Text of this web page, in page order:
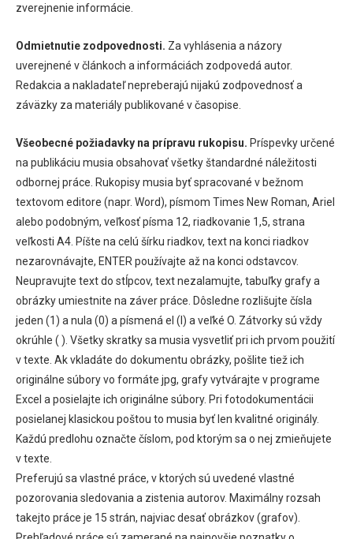
zverejnenie informácie.
Odmietnutie zodpovednosti. Za vyhlásenia a názory
uverejnené v článkoch a informáciách zodpovedá autor.
Redakcia a nakladateľ nepreberajú nijakú zodpovednosť a
záväzky za materiály publikované v časopise.
Všeobecné požiadavky na prípravu rukopisu. Príspevky určené
na publikáciu musia obsahovať všetky štandardné náležitosti
odbornej práce. Rukopisy musia byť spracované v bežnom
textovom editore (napr. Word), písmom Times New Roman, Ariel
alebo podobným, veľkosť písma 12, riadkovanie 1,5, strana
veľkosti A4. Píšte na celú šírku riadkov, text na konci riadkov
nezarovnávajte, ENTER používajte až na konci odstavcov.
Neupravujte text do stĺpcov, text nezalamujte, tabuľky grafy a
obrázky umiestnite na záver práce. Dôsledne rozlišujte čísla
jeden (1) a nula (0) a písmená el (l) a veľké O. Zátvorky sú vždy
okrúhle ( ). Všetky skratky sa musia vysvetliť pri ich prvom použití
v texte. Ak vkladáte do dokumentu obrázky, pošlite tiež ich
originálne súbory vo formáte jpg, grafy vytvárajte v programe
Excel a posielajte ich originálne súbory. Pri fotodokumentácii
posielanej klasickou poštou to musia byť len kvalitné originály.
Každú predlohu označte číslom, pod ktorým sa o nej zmieňujete
v texte.
Preferujú sa vlastné práce, v ktorých sú uvedené vlastné
pozorovania sledovania a zistenia autorov. Maximálny rozsah
takejto práce je 15 strán, najviac desať obrázkov (grafov).